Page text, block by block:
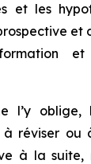
et les
et
l’y oblige,
à réviser
à la suite,